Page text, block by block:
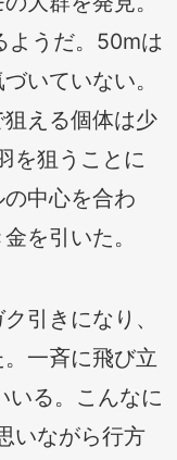
ようだ。50mは
いていない。
える個体は少
を狙うことに
中心を合わ
を引いた。
引きになり、
一斉に飛び立
いる。こんなに
いながら行方